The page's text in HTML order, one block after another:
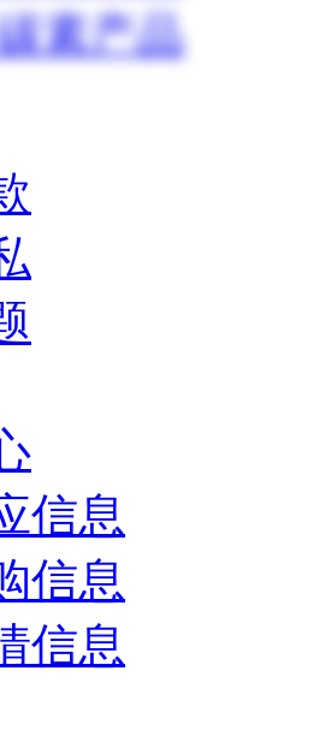
素产品
信息
信息
信息